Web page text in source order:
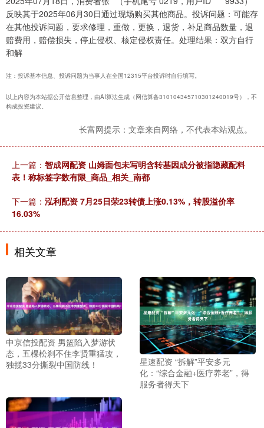
反映其于2025年06月30日通过现场购买其他商品。投诉问题：可能存
在其他投诉问题，要求修理，重做，更换，退货，补足商品数量，退
赔费用，赔偿损失，停止侵权、核定侵权责任。处理结果：双方自行
和解
注：投诉基本信息、投诉问题为当事人在全国12315平台投诉时自行填写。
以上内容为本站据公开信息整理，由AI算法生成（网信算备310104345710301240019号），不
构成投资建议。
长富网提示：文章来自网络，不代表本站观点。
上一篇： 智成网配资 山姆面包未写明含转基因成分被指隐藏配料
表！称标签字数有限_商品_相关_南都
下一篇： 泓利配资 7月25日荣23转债上涨0.13%，转股溢价率
16.03%
相关文章
中京信投配资 男篮陷入梦游状
态，五棵松刹不住李贤重猛攻，
独揽33分撕裂中国防线！
星速配资 “拆解”平安多元
化：“综合金融+医疗养老”，得
服务者得天下